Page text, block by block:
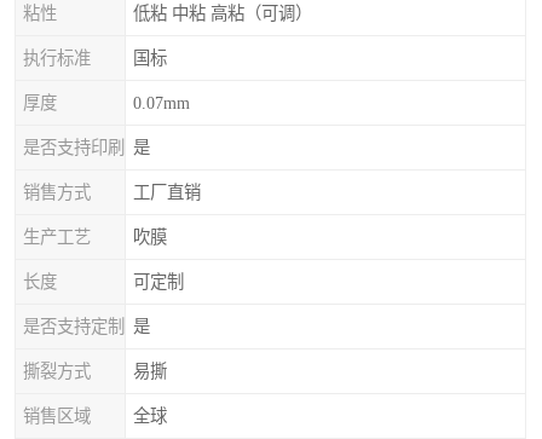
粘性 低粘 中粘 高粘（可调）
执行标准 国标
厚度 0.07mm
是否支持印刷 是
销售方式 工厂直销
生产工艺 吹膜
长度 可定制
是否支持定制 是
撕裂方式 易撕
销售区域 全球